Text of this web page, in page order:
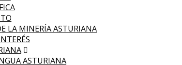
LA MINERÍA ASTURIANA
ASTURIANA